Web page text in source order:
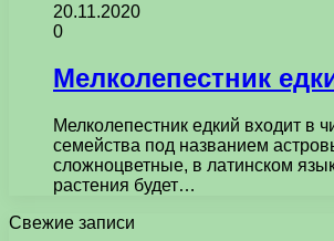
20.11.2020
0
Мелколепестник
Мелколепестник едкий входит в
семейства под названием
сложноцветные, в латинском
растения будет…
Свежие записи